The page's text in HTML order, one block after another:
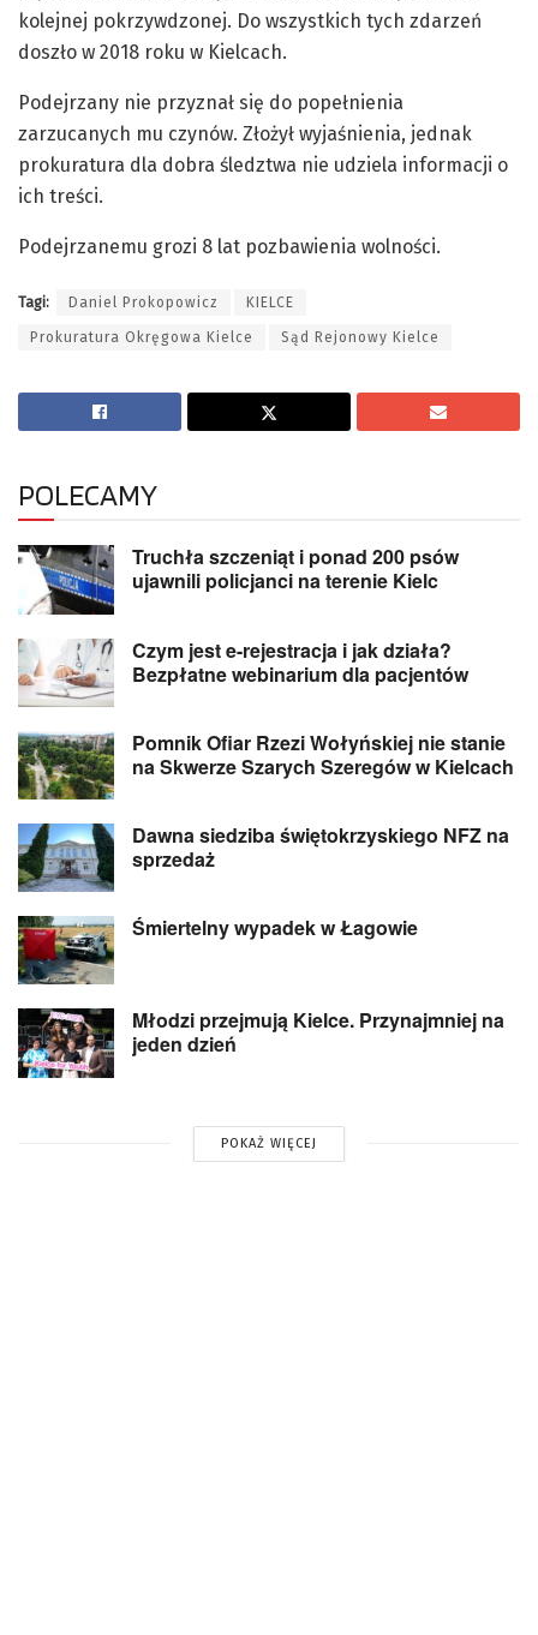
kolejnej pokrzywdzonej. Do wszystkich tych zdarzeń
doszło w 2018 roku w Kielcach.
Podejrzany nie przyznał się do popełnienia
zarzucanych mu czynów. Złożył wyjaśnienia, jednak
prokuratura dla dobra śledztwa nie udziela informacji o
ich treści.
Podejrzanemu grozi 8 lat pozbawienia wolności.
Tagi: Daniel Prokopowicz KIELCE
Prokuratura Okręgowa Kielce Sąd Rejonowy Kielce
POLECAMY
Truchła szczeniąt i ponad 200 psów
ujawnili policjanci na terenie Kielc
Czym jest e-rejestracja i jak działa?
Bezpłatne webinarium dla pacjentów
Pomnik Ofiar Rzezi Wołyńskiej nie stanie
na Skwerze Szarych Szeregów w Kielcach
Dawna siedziba świętokrzyskiego NFZ na
sprzedaż
Śmiertelny wypadek w Łagowie
Młodzi przejmują Kielce. Przynajmniej na
jeden dzień
POKAŻ WIĘCEJ